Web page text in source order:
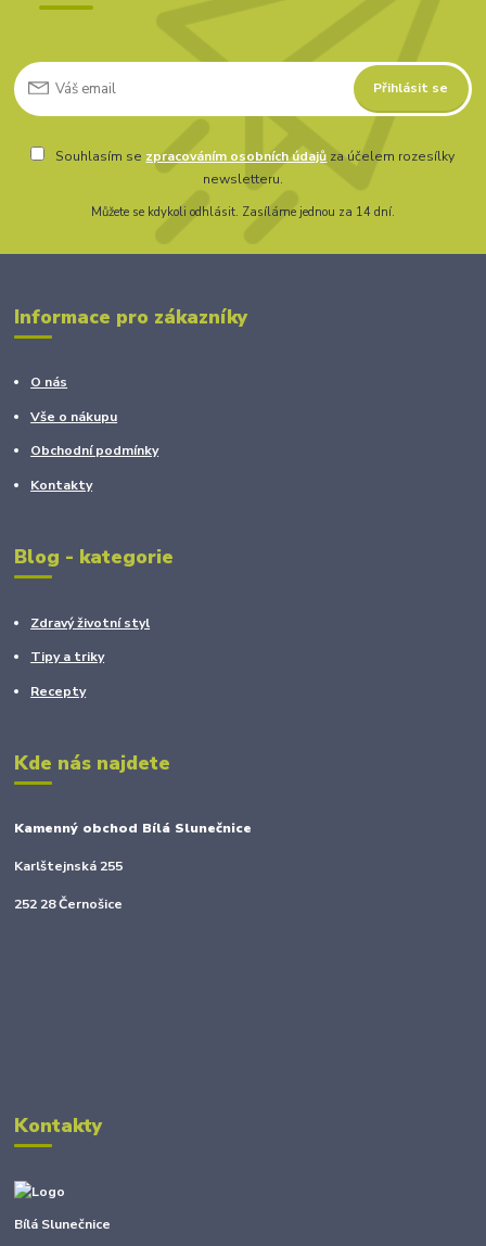
Přihlásit se
Souhlasím se zpracováním osobních údajů za účelem rozesílky
newsletteru.
Můžete se kdykoli odhlásit. Zasíláme jednou za 14 dní.
Informace pro zákazníky
O nás
Vše o nákupu
Obchodní podmínky
Kontakty
Blog - kategorie
Zdravý životní styl
Tipy a triky
Recepty
Kde nás najdete
Kamenný obchod Bílá Slunečnice
Karlštejnská 255
252 28 Černošice
Kontakty
Bílá Slunečnice